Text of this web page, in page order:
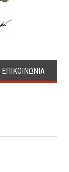
ΕΠΙΚΟΙΝΩΝΙΑ